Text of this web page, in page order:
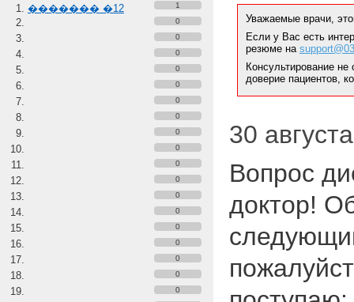
������� �12
1
0
0
0
0
0
0
0
0
0
0
0
0
0
0
0
0
0
0
Уважаемые врачи,
Если у Вас есть
резюме на
Консультирование
доверие пациентов,
30
Вопрос
доктор!